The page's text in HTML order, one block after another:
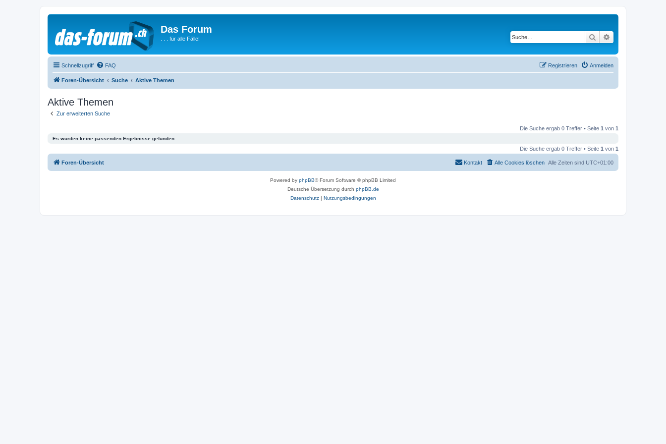
Das Forum
. . . für alle Fälle! Suche
Schnellzugriff FAQ Anmelden
Registrieren
Foren-Übersicht Suche Aktive Themen
Aktive Themen
Zur erweiterten Suche
Die Suche ergab 0 Treffer • Seite 1 von 1
Es wurden keine passenden Ergebnisse gefunden.
Die Suche ergab 0 Treffer • Seite 1 von 1
Foren-Übersicht Alle Zeiten sind UTC+01:00
Alle Cookies löschen
Kontakt
Powered by phpBB® Forum Software © phpBB Limited
Deutsche Übersetzung durch phpBB.de
Datenschutz| Nutzungsbedingungen